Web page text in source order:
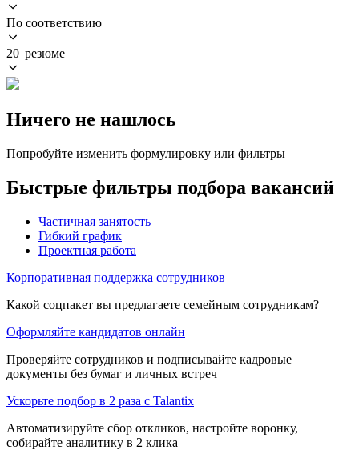
По соответствию
20 резюме
Ничего не нашлось
Попробуйте изменить формулировку или фильтры
Быстрые фильтры подбора вакансий
Частичная занятость
Гибкий график
Проектная работа
Корпоративная поддержка сотрудников
Какой соцпакет вы предлагаете семейным сотрудникам?
Оформляйте кандидатов онлайн
Проверяйте сотрудников и подписывайте кадровые
документы без бумаг и личных встреч
Ускорьте подбор в 2 раза с Talantix
Автоматизируйте сбор откликов, настройте воронку,
собирайте аналитику в 2 клика